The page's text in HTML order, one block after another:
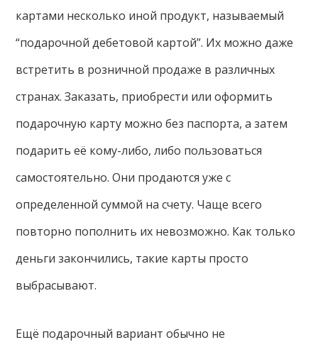
картами несколько иной продукт, называемый
“подарочной дебетовой картой”. Их можно даже
встретить в розничной продаже в различных
странах. Заказать, приобрести или оформить
подарочную карту можно без паспорта, а затем
подарить её кому-либо, либо пользоваться
самостоятельно. Они продаются уже с
определенной суммой на счету. Чаще всего
повторно пополнить их невозможно. Как только
деньги закончились, такие карты просто
выбрасывают.
Ещё подарочный вариант обычно не